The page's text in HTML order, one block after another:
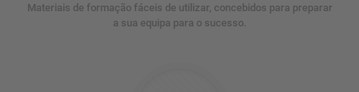
Materiais de formação fáceis de utilizar, concebidos para preparar
a sua equipa para o sucesso.